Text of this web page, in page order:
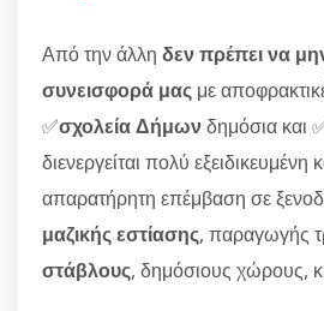
Από την άλλη δεν πρέπει να
συνεισφορά μας με
✅σχολεία Δήμωνδημόσια και
διενεργείται πολύ εξειδικευμένη
απαρατήρητη επέμβαση σε
μαζικής εστίασης, παραγωγής
στάβλους, δημόσιους χώρους,